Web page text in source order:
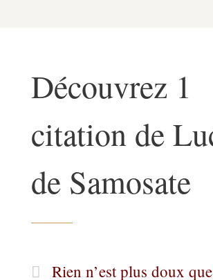
Découvrez 1
citation de
de Samosate
Rien n’est plus doux